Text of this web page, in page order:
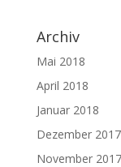
Archiv
Mai 2018
April 2018
Januar 2018
Dezember 2017
November 2017